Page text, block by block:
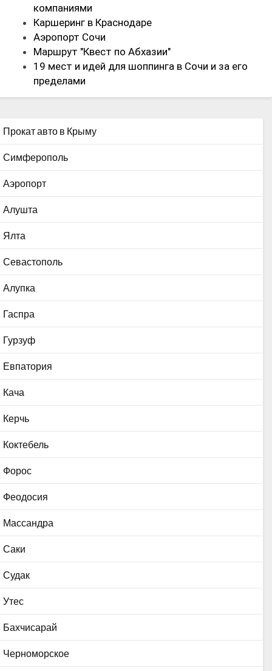
компаниями
Каршеринг в Краснодаре
Аэропорт Сочи
Маршрут "Квест по Абхазии"
19 мест и идей для шоппинга в Сочи и за его
пределами
Прокат авто в Крыму
Симферополь
Аэропорт
Алушта
Ялта
Севастополь
Алупка
Гаспра
Гурзуф
Евпатория
Кача
Керчь
Коктебель
Форос
Феодосия
Массандра
Саки
Судак
Утес
Бахчисарай
Черноморское